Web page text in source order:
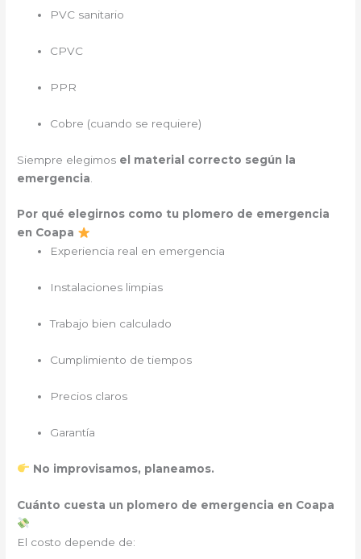
PVC sanitario
CPVC
PPR
Cobre (cuando se requiere)
Siempre elegimos el material correcto según la
emergencia
Por qué elegirnos como tu plomero de emergencia
en Coapa
Experiencia real en emergencia
Instalaciones limpias
Trabajo bien calculado
Cumplimiento de tiempos
Precios claros
Garantía
No improvisamos, planeamos.
Cuánto cuesta un plomero de emergencia en Coapa
El costo depende de: